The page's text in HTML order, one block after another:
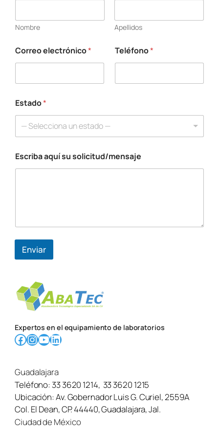
Nombre Apellidos
Correo electrónico*
s
c
i
b
Teléfono*
Estado*
— Selecciona un estado —
Escriba aquí su solicitud/mensaje
Enviar
Expertos en el equipamiento de laboratorios
Facebook InstagramYouTube LinkedIn
Guadalajara
Teléfono:33 3620 1214, 33 3620 1215
Ubicación:Av. Gobernador Luis G. Curiel, 2559A
Col. El Dean, CP. 44440, Guadalajara, Jal.
Ciudad de México